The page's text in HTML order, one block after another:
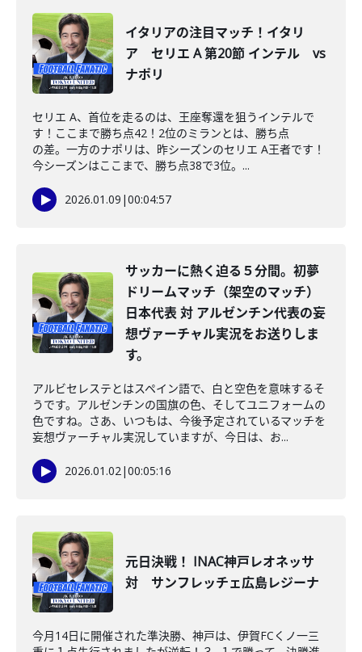
イタリアの注目マッチ！イタリ
ア セリエ A 第20節 インテル vs
ナポリ
セリエ A、首位を走るのは、王座奪還を狙うインテルで
す！ここまで勝ち点42！2位のミランとは、勝ち点
の差。一方のナポリは、昨シーズンのセリエ A王者です！
今シーズンはここまで、勝ち点38で3位。...
2026.01.09 |00:04:57
サッカーに熱く迫る５分間。初夢
ドリームマッチ（架空のマッチ）
日本代表 対 アルゼンチン代表の妄
想ヴァーチャル実況をお送りしま
す。
アルビセレステとはスペイン語で、白と空色を意味するそ
うです。アルゼンチンの国旗の色、そしてユニフォームの
色ですね。さあ、いつもは、今後予定されているマッチを
妄想ヴァーチャル実況していますが、今日は、お...
2026.01.02|00:05:16
元日決戦！ INAC神戸レオネッサ
対 サンフレッチェ広島レジーナ
今月14日に開催された準決勝、神戸は、伊賀FCくノ一三